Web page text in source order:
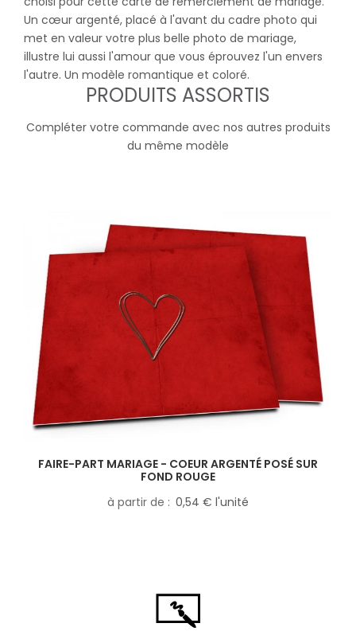
Un cœur argenté, placé à l'avant du cadre photo qui
met en valeur votre plus belle photo de mariage,
illustre lui aussi l'amour que vous éprouvez l'un envers
l'autre. Un modèle romantique et coloré.
PRODUITS ASSORTIS
Compléter votre commande avec nos autres produits
du même modèle
FAIRE-PART MARIAGE - COEUR ARGENTÉ POSÉ SUR
FOND ROUGE
à partir de
0,54 € l'unité